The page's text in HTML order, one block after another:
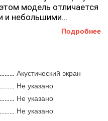
модель отличается
и небольшими
: Большая площадь
акустических
поглощение
способствуют
рандомизировать
столбов
с внутренней
крепится к
наклонить или
Для
блокировка.
Подробнее
Акустический экран
Не указано
Не указано
Не указано